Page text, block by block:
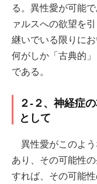
る。異性愛が可能
ァルスへの欲望を
継いでいる限りに
何がしか「古典的
である。
２-２、神経症
として
異性愛がこのよ
あり、その可能性
すれば、その可能